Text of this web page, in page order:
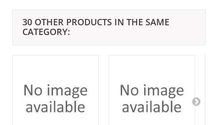
30 OTHER PRODUCTS IN THE SAME
CATEGORY: